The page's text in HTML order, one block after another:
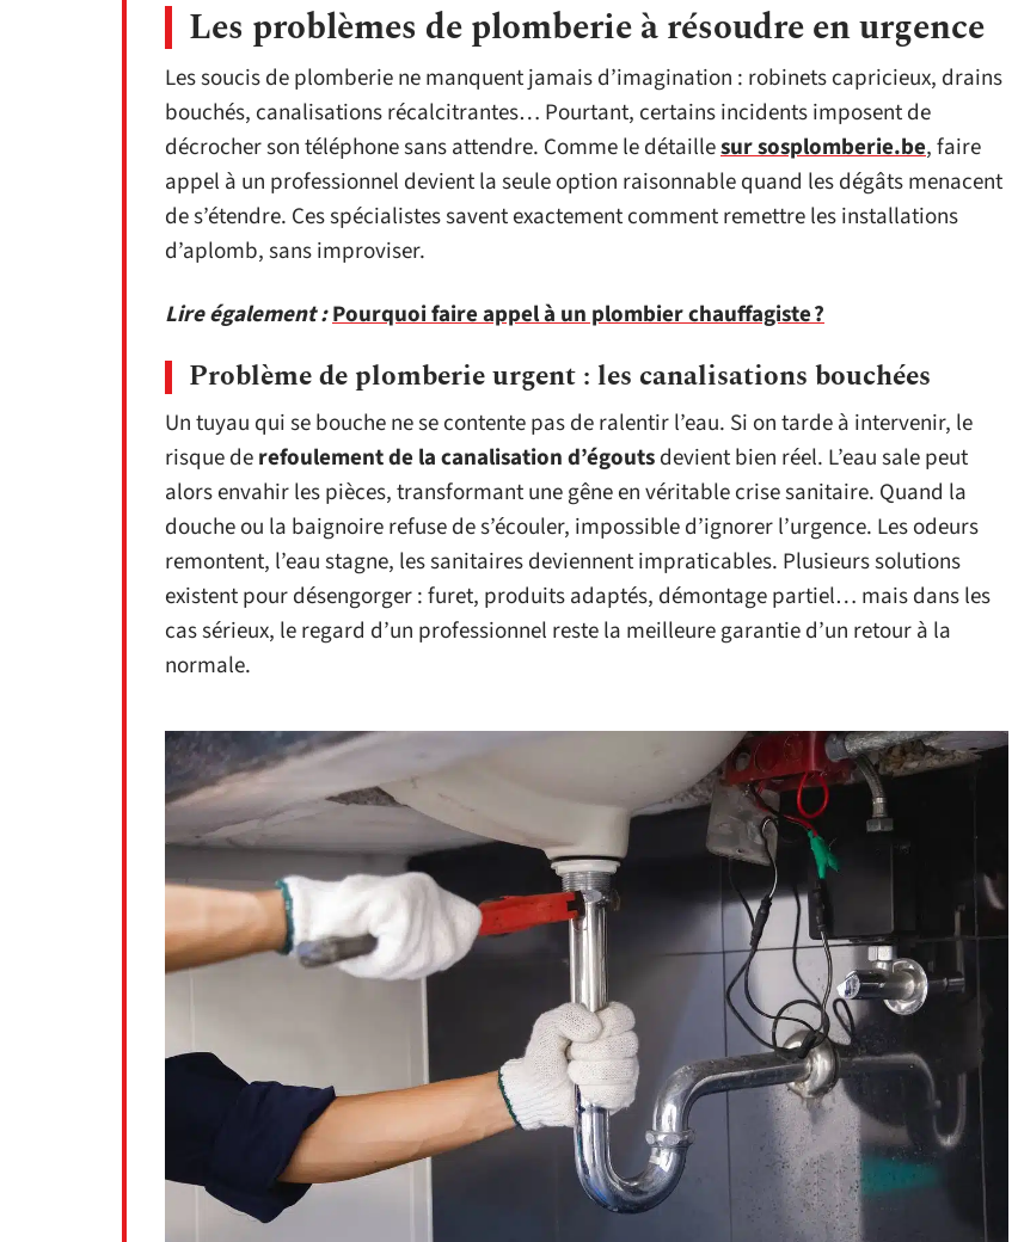
Les problèmes de plomberie à résoudre en urgence
Les soucis de plomberie ne manquent jamais d’imagination : robinets capricieux, drains
bouchés, canalisations récalcitrantes… Pourtant, certains incidents imposent de
décrocher son téléphone sans attendre. Comme le détaillesur sosplomberie.be, faire
appel à un professionnel devient la seule option raisonnable quand les dégâts menacent
de s’étendre. Ces spécialistes savent exactement comment remettre les installations
d’aplomb, sans improviser.
Lire également :Pourquoi faire appel à un plombier chauffagiste ?
Problème de plomberie urgent : les canalisations bouchées
Un tuyau qui se bouche ne se contente pas de ralentir l’eau. Si on tarde à intervenir, le
risque derefoulement de la canalisation d’égoutsdevient bien réel. L’eau sale peut
alors envahir les pièces, transformant une gêne en véritable crise sanitaire. Quand la
douche ou la baignoire refuse de s’écouler, impossible d’ignorer l’urgence. Les odeurs
remontent, l’eau stagne, les sanitaires deviennent impraticables. Plusieurs solutions
existent pour désengorger : furet, produits adaptés, démontage partiel… mais dans les
cas sérieux, le regard d’un professionnel reste la meilleure garantie d’un retour à la
normale.